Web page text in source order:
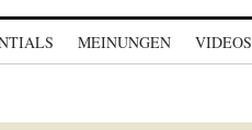
MEINUNGEN VIDEOS